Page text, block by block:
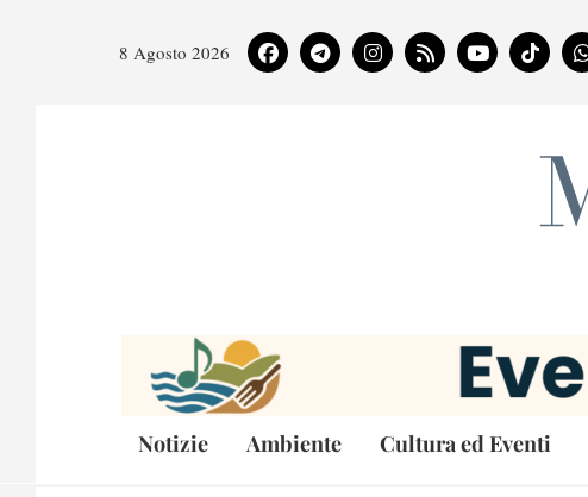
8 Agosto 2026
Notizie Ambiente Cultura ed Eventi